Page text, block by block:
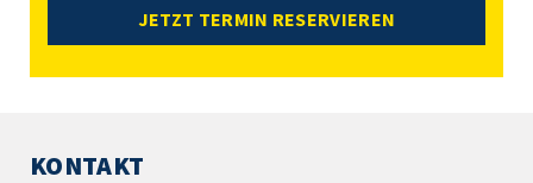
JETZT TERMIN RESERVIEREN
KONTAKT